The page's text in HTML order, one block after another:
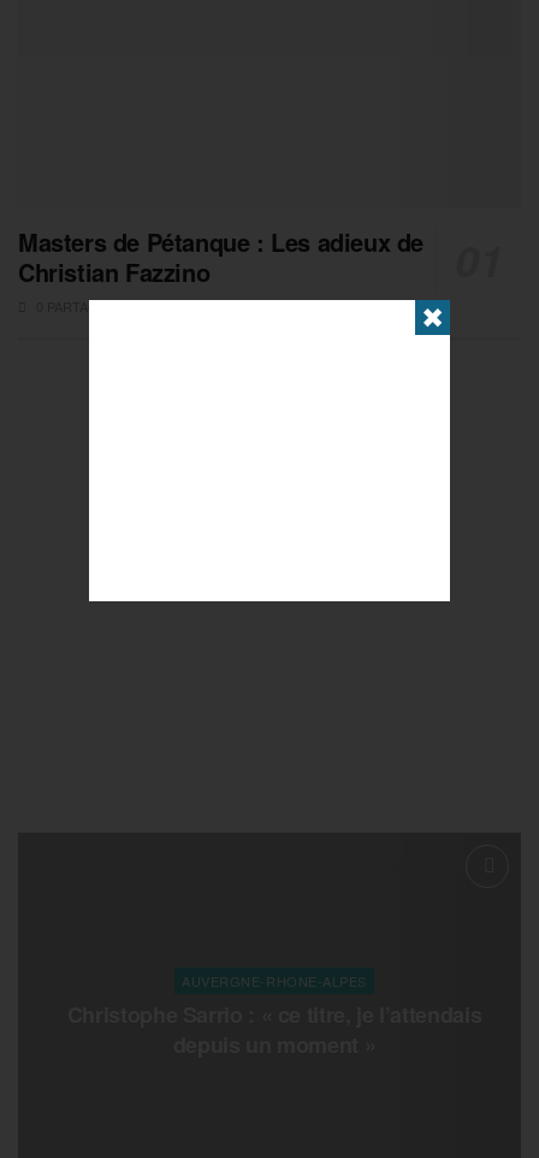
Masters de Pétanque : Les adieux de
Christian Fazzino
0 PARTAGES
AUVERGNE-RHONE-ALPES
✖